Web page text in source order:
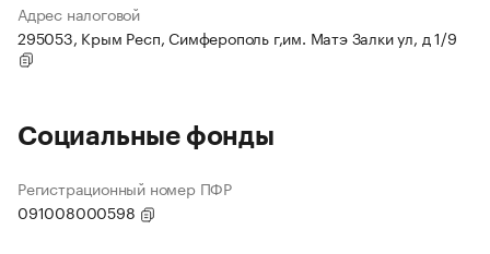
Адрес налоговой
295053, Крым Респ, Симферополь г,им. Матэ Залки ул, д 1/9
Социальные фонды
Регистрационный номер ПФР
091008000598